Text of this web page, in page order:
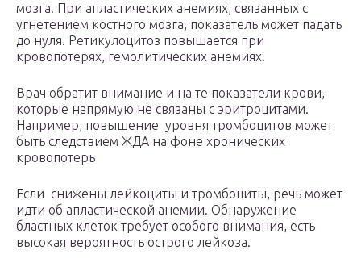
мозга. При апластических анемиях, связанных с
угнетением костного мозга, показатель может падать
до нуля. Ретикулоцитоз повышается при
кровопотерях, гемолитических анемиях.
Врач обратит внимание и на те показатели крови,
которые напрямую не связаны с эритроцитами.
Например, повышение уровня тромбоцитов может
быть следствием ЖДА на фоне хронических
кровопотерь
Если снижены лейкоциты и тромбоциты, речь может
идти об апластической анемии. Обнаружение
бластных клеток требует особого внимания, есть
высокая вероятность острого лейкоза.